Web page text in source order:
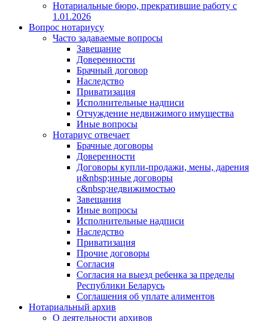
Нотариальные бюро, прекратившие работу с
1.01.2026
Вопрос нотариусу
Часто задаваемые вопросы
Завещание
Доверенности
Брачный договор
Наследство
Приватизация
Исполнительные надписи
Отчуждение недвижимого имущества
Иные вопросы
Нотариус отвечает
Брачные договоры
Доверенности
Договоры купли-продажи, мены, дарения
и&nbsp;иные договоры
с&nbsp;недвижимостью
Завещания
Иные вопросы
Исполнительные надписи
Наследство
Приватизация
Прочие договоры
Согласия
Согласия на выезд ребенка за пределы
Республики Беларусь
Соглашения об уплате алиментов
Нотариальный архив
О деятельности архивов